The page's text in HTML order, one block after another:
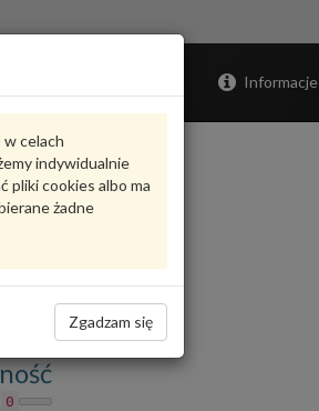
Informacje
celach
indywidualnie
pliki cookies albo ma
żadne
Zgadzam się
0